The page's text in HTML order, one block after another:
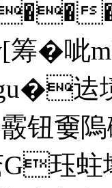
�呲
迲
隖
蛀